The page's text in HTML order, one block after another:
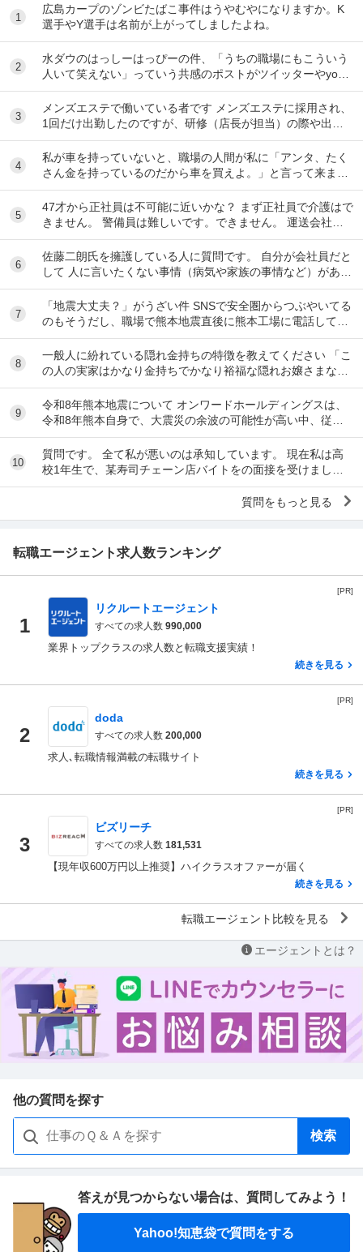
1
広島カープのゾンビたばこ事件はうやむやになりますか。K
選手やY選手は名前が上がってしましたよね。
2
水ダウのはっしーはっぴーの件、「うちの職場にもこういう
人いて笑えない」っていう共感のポストがツイッターやyout
ubeのコメント欄に多すぎてそっちに驚いて...
3
メンズエステで働いている者です メンズエステに採用され、
1回だけ出勤したのですが、研修（店長が担当）の際や出勤
時に「元々デリをやっていたなら」という理由で...
4
私が車を持っていないと、職場の人間が私に「アンタ、たく
さん金を持っているのだから車を買えよ。」と言って来ま
す。 でも なんで しんどい思いをして働いた金で...
5
47才から正社員は不可能に近いかな？ まず正社員で介護はで
きません。 警備員は難しいです。できません。 運送会社の
運転手は無理です。できません 過去にうつ...
6
佐藤二朗氏を擁護している人に質問です。 自分が会社員だと
して 人に言いたくない事情（病気や家族の事情など）があ
り、上司や総務等に相談した結果、仕事内容を...
7
「地震大丈夫？」がうざい件 SNSで安全圏からつぶやいてる
のもそうだし、職場で熊本地震直後に熊本工場に電話して
「うるさい！今それどころじゃないんだよ！」...
8
一般人に紛れている隠れ金持ちの特徴を教えてください 「こ
の人の実家はかなり金持ちでかなり裕福な隠れお嬢さまなん
だな」とわかる特徴を教えてください 私の...
9
令和8年熊本地震について オンワードホールディングスは、
令和8年熊本自身で、大震災の余波の可能性が高い中、従業
員に売上金の確保（金庫への預け入れ）を優先さ...
10
質問です。 全て私が悪いのは承知しています。 現在私は高
校1年生で、某寿司チェーン店バイトをの面接を受けまし
た。面接をし、その場で採用をもらいました。そし...
質問をもっと見る
転職エージェント求人数ランキング
[PR]
1
リクルートエージェント
すべての求人数 990,000
業界トップクラスの求人数と転職支援実績！
続きを見る
[PR]
2
doda
すべての求人数 200,000
求人､転職情報満載の転職サイト
続きを見る
[PR]
3
ビズリーチ
すべての求人数 181,531
【現年収600万円以上推奨】ハイクラスオファーが届く
続きを見る
転職エージェント比較を見る
エージェントとは？
他の質問を探す
検索
答えが見つからない場合は、 質問してみよう！
Yahoo!知恵袋で質問をする